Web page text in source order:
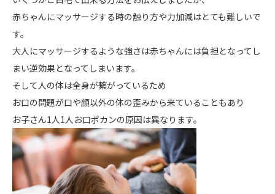
赤ちゃんにマッサージする時の触り方や力加減はとても難しいで
す。
大人にマッサージするような強さは赤ちゃんには負担となってし
まい逆効果となってしまいます。
そして人の体は全身が繋がっているため
お口の問題が口や顔以外の体の歪みから来ていることもあり
お子さん1人1人お口ポカンの原因は異なります。